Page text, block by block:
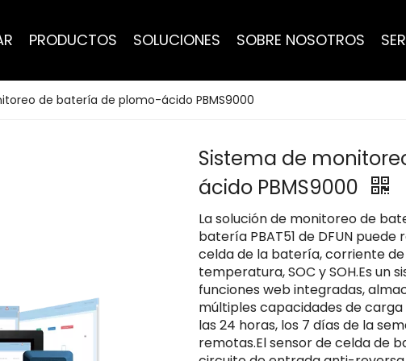
PRODUCTOS SOLUCIONES SOBRE NOSOTROS
de batería de plomo-ácido PBMS9000
Sistema de
ácido PBMS9000
La solución de monitoreo de
batería PBAT51 de DFUN
celda de la batería, corriente
temperatura, SOC y SOH.Es un
funciones web integradas,
múltiples capacidades de
las 24 horas, los 7 días de la
remotas.El sensor de celda de